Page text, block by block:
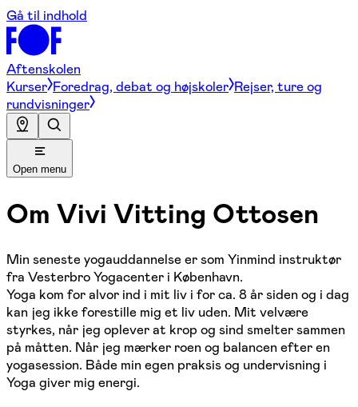
Gå til indhold
Aftenskolen
Kurser Foredrag, debat og højskoler Rejser, ture og
rundvisninger
Open menu
Om Vivi Vitting Ottosen
Min seneste yogauddannelse er som Yinmind instruktør
fra Vesterbro Yogacenter i København.
Yoga kom for alvor ind i mit liv i for ca. 8 år siden og i dag
kan jeg ikke forestille mig et liv uden. Mit velvære
styrkes, når jeg oplever at krop og sind smelter sammen
på måtten. Når jeg mærker roen og balancen efter en
yogasession. Både min egen praksis og undervisning i
Yoga giver mig energi.